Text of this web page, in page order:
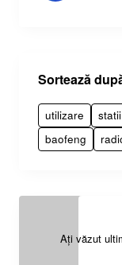
Sortează
utilizare statii
baofeng
Ați văzut